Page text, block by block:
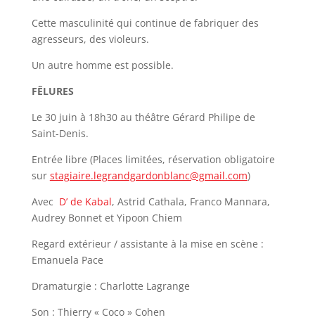
Cette masculinité qui continue de fabriquer des
agresseurs, des violeurs.
Un autre homme est possible.
FÊLURES
Le 30 juin à 18h30 au théâtre Gérard Philipe de
Saint-Denis.
Entrée libre (Places limitées, réservation obligatoire
sur stagiaire.legrandgardonblanc@gmail.com)
Avec D’ de Kabal, Astrid Cathala, Franco Mannara,
Audrey Bonnet et Yipoon Chiem
Regard extérieur / assistante à la mise en scène :
Emanuela Pace
Dramaturgie : Charlotte Lagrange
Son : Thierry « Coco » Cohen